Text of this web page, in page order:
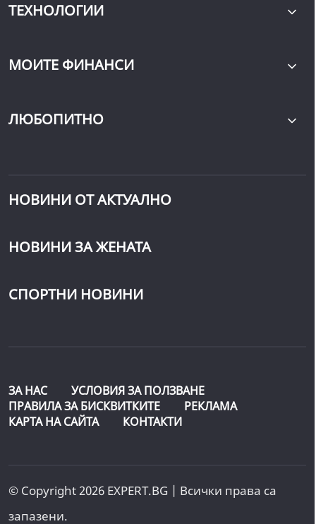
ТЕХНОЛОГИИ
МОИТЕ ФИНАНСИ
ЛЮБОПИТНО
НОВИНИ ОТ АКТУАЛНО
НОВИНИ ЗА ЖЕНАТА
СПОРТНИ НОВИНИ
ЗА НАС
УСЛОВИЯ ЗА ПОЛЗВАНЕ
ПРАВИЛА ЗА БИСКВИТКИТЕ
РЕКЛАМА
КАРТА НА САЙТА
КОНТАКТИ
© Copyright 2026 EXPERT.BG | Всички права са
запазени.